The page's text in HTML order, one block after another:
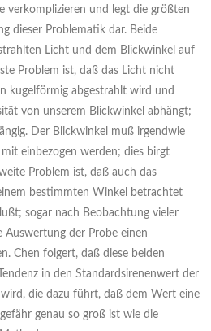
verkomplizieren und legt die größten
dieser Problematik dar. Beide
Licht und dem Blickwinkel auf
Problem ist, daß das Licht nicht
kugelförmig abgestrahlt wird und
von unserem Blickwinkel abhängt;
Der Blickwinkel muß irgendwie
einbezogen werden; dies birgt
Problem ist, daß auch das
bestimmten Winkel betrachtet
sogar nach Beobachtung vieler
der Probe einen
Chen folgert, daß diese beiden
in den Standardsirenenwert der
die dazu führt, daß dem Wert eine
genau so groß ist wie die